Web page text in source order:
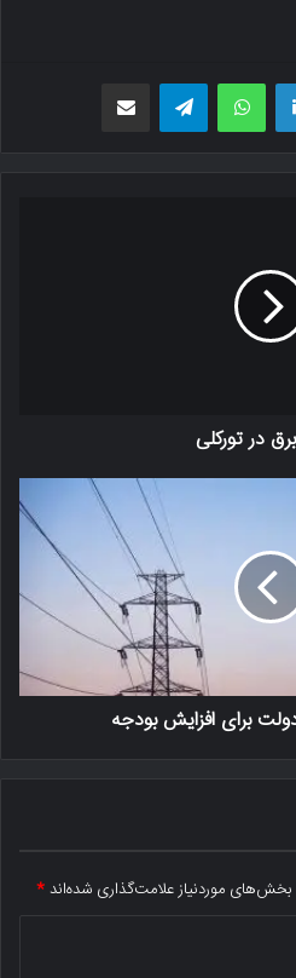
لینکدین واتس اپ
در تورکلی
برای افزایش بودجه
بخش‌های موردنیاز علامت‌گذاری شده‌اند*